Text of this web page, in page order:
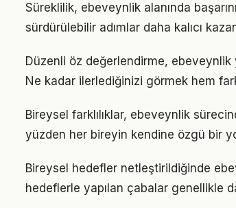
Süreklilik, ebeveynlik alanında
sürdürülebilir adımlar daha kalıcı
Düzenli öz değerlendirme,
Ne kadar ilerlediğinizi görmek hem
Bireysel farklılıklar, ebeveynlik
yüzden her bireyin kendine özgü bir
Bireysel hedefler netleştirildiğinde
hedeflerle yapılan çabalar genellikle